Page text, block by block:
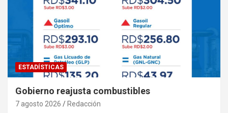
ESTADÍSTICAS
Gobierno reajusta combustibles
7 agosto 2026 Redacción